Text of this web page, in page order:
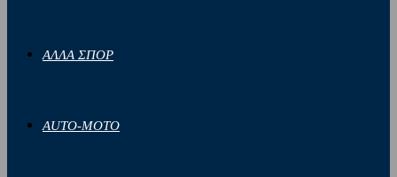
ΑΛΛΑ ΣΠΟΡ
AUTO-MOTO